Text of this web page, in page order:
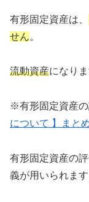
有形固定資産は、
せん。
流動資産になりま
※有形固定資産
について 】まと
有形固定資産の
義が用いられます